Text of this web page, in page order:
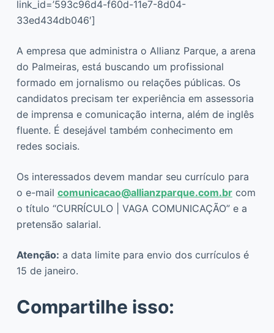
link_id=’593c96d4-f60d-11e7-8d04-
33ed434db046′]
A empresa que administra o Allianz Parque, a arena
do Palmeiras, está buscando um profissional
formado em jornalismo ou relações públicas. Os
candidatos precisam ter experiência em assessoria
de imprensa e comunicação interna, além de inglês
fluente. É desejável também conhecimento em
redes sociais.
Os interessados devem mandar seu currículo para
o e-mail comunicacao@allianzparque.com.brcom
o título “CURRÍCULO | VAGA COMUNICAÇÃO” e a
pretensão salarial.
Atenção: a data limite para envio dos currículos é
15 de janeiro.
Compartilhe isso: